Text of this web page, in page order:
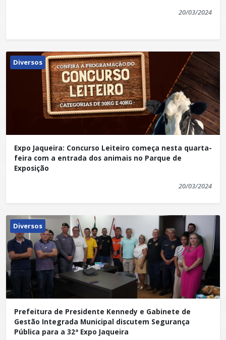
20/03/2024
Diversos
Expo Jaqueira: Concurso Leiteiro começa nesta quarta-
feira com a entrada dos animais no Parque de
Exposição
20/03/2024
Diversos
Prefeitura de Presidente Kennedy e Gabinete de
Gestão Integrada Municipal discutem Segurança
Pública para a 32ª Expo Jaqueira